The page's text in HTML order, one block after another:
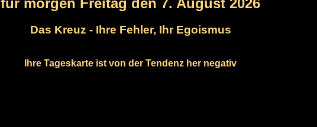
Das Kreuz - Ihre Fehler, Ihr Egoismus
Ihre Tageskarte ist von der Tendenz her negativ